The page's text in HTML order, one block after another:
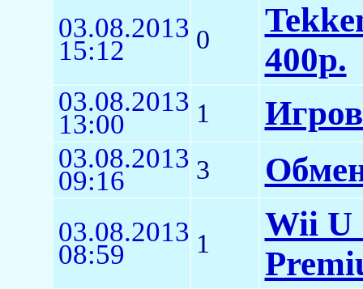
03.08.2013
15:12 0
400р.
03.08.2013
13:00 1
03.08.2013
09:16 3
03.08.2013
08:59 1
Wii U